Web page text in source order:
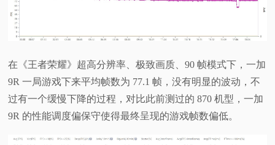
在《王者荣耀》超高分辨率、极致画质、90 帧模式下，一加
9R 一局游戏下来平均帧数为 77.1 帧，没有明显的波动，不
过有一个缓慢下降的过程，对比此前测过的 870 机型，一加
9R 的性能调度偏保守使得最终呈现的游戏帧数偏低。